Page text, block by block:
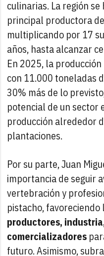
culinarias. La región
principal productora
multiplicando por 17
años, hasta alcanzar
En 2025, la
con 11.000 toneladas
30% más de lo
potencial de un sector
producción alrededor
plantaciones.
Por su parte, Juan
importancia de seguir
vertebración y
pistacho, favoreciendo
productores,
comercializadores
futuro. Asimismo,